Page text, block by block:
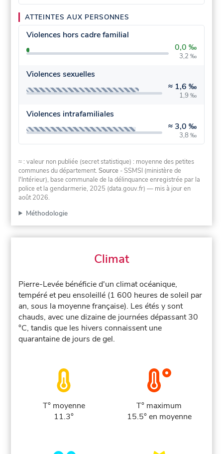
ATTEINTES AUX PERSONNES
Violences hors cadre familial
0,0 ‰
3,2 ‰
Violences sexuelles
≈ 1,6 ‰
1,9 ‰
Violences intrafamiliales
≈ 3,0 ‰
3,8 ‰
≈ : valeur non publiée (secret statistique) : moyenne des petites
communes du département.Source - SSMSI (ministère de
l'Intérieur), base communale de la délinquance enregistrée par la
police et la gendarmerie, 2025 (data.gouv.fr) — mis à jour en
août 2026.
Méthodologie
Climat
Pierre-Levée bénéficie d'un climat océanique,
tempéré et peu ensoleillé (1 600 heures de soleil par
an, sous la moyenne française). Les étés y sont
chauds, avec une dizaine de journées dépassant 30
°C, tandis que les hivers connaissent une
quarantaine de jours de gel.
T° moyenne
11.3°
T° maximum
15.5° en moyenne